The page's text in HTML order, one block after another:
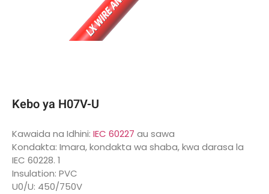
Kebo ya H07V-U
Kawaida na Idhini: IEC 60227 au sawa
Kondakta: Imara, kondakta wa shaba, kwa darasa la
IEC 60228. 1
Insulation: PVC
U0/U: 450/750V